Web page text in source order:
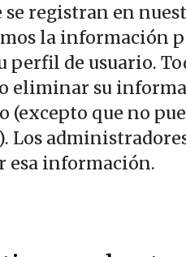
se registran en
la información
perfil de usuario.
eliminar su
(excepto que no
Los
esa información.